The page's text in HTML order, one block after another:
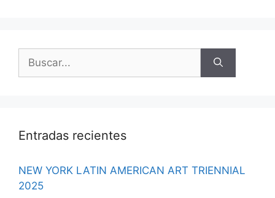
Entradas recientes
NEW YORK LATIN AMERICAN ART TRIENNIAL
2025